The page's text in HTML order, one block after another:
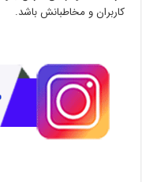
کاربران و مخاطبانش باشد.